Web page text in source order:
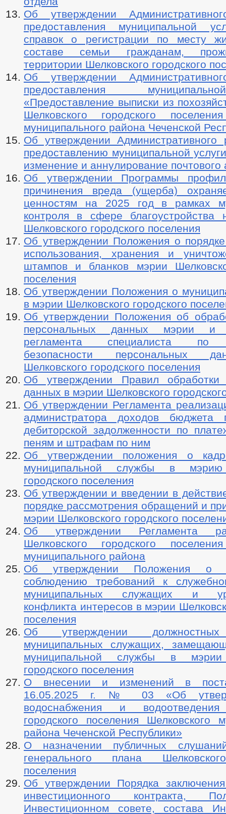
Об утверждении
предоставления муниципальной
справок о регистрации по месту
составе семьи гражданам,
территории Шелковского городского
Об утверждении
предоставления
«Предоставление выписки из
Шелковского городского
муниципального района Чеченской
Об утверждении Административного
предоставлению муниципальной
изменение и аннулирование почтового
Об утверждении Программы
причинения вреда (ущерба)
ценностям на 2025 год в рамках
контроля в сфере благоустройства
Шелковского городского поселения
Об утверждении Положения о порядке
использования, хранения и
штампов и бланков мэрии
поселения
Об утверждении Положения о
в мэрии Шелковского городского
Об утверждении Положения об
персональных данных мэрии и
регламента специалиста по
безопасности персональных
Шелковского городского поселения
Об утверждении Правил обработки
данных в мэрии Шелковского
Об утверждении Регламента
администратора доходов бюджета
дебиторской задолженности по
пеням и штрафам по ним
Об утверждении положения о
муниципальной службы в мэрию
городского поселения
Об утверждении и введении в
порядке рассмотрения обращений и
мэрии Шелковского городского
Об утверждении Регламента
Шелковского городского
муниципального района
Об утверждении Положения о
соблюдению требований к
муниципальных служащих и
конфликта интересов в мэрии
поселения
Об утверждении должностных
муниципальных служащих,
муниципальной службы в мэрии
городского поселения
О внесении и изменений в
16.05.2025 г. № 03 «Об
водоснабжения и водоотведения
городского поселения Шелковского
района Чеченской Республики»
О назначении публичных
генерального плана
поселения
Об утверждении Порядка заключения
инвестиционного контракта,
Инвестиционном совете, состава